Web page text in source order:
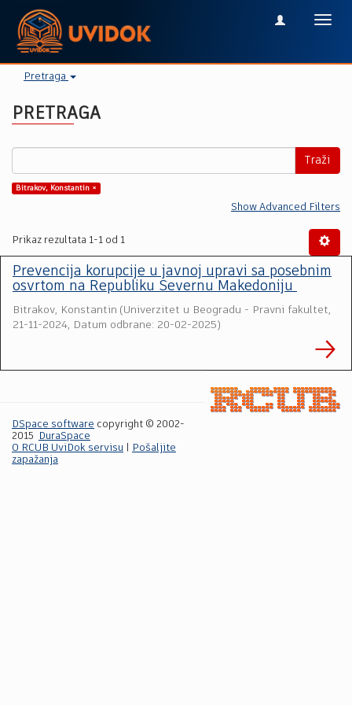
Pretraga
PRETRAGA
Traži
Bitrakov, Konstantin ×
Show Advanced Filters
Prikaz rezultata 1-1 od 1
Prevencija korupcije u javnoj upravi sa posebnim
osvrtom na Republiku Severnu Makedoniju
Bitrakov, Konstantin (Univerzitet u Beogradu - Pravni fakultet,
21-11-2024, Datum odbrane: 20-02-2025)
DSpace software copyright © 2002-
2015
DuraSpace
O RCUB UviDok servisu
Pošaljite
zapažanja